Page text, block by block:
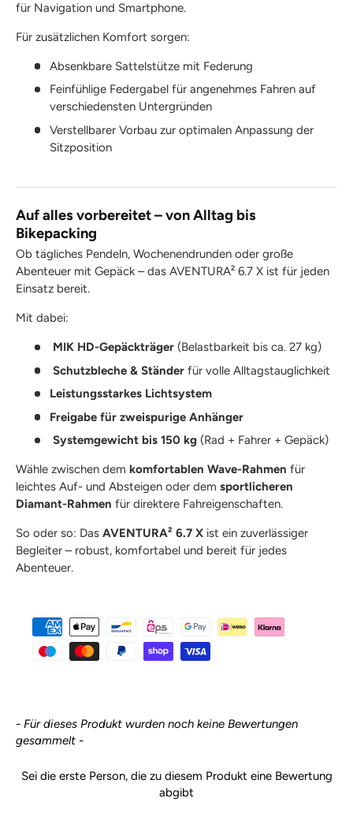
für Navigation und Smartphone.
Für zusätzlichen Komfort sorgen:
Absenkbare Sattelstütze mit Federung
Feinfühlige Federgabel für angenehmes Fahren auf
verschiedensten Untergründen
Verstellbarer Vorbau zur optimalen Anpassung der
Sitzposition
Auf alles vorbereitet – von Alltag bis
Bikepacking
Ob tägliches Pendeln, Wochenendrunden oder große
Abenteuer mit Gepäck – das AVENTURA² 6.7 X ist für jeden
Einsatz bereit.
Mit dabei:
MIK HD-Gepäckträger(Belastbarkeit bis ca. 27 kg)
Schutzbleche & Ständerfür volle Alltagstauglichkeit
Leistungsstarkes Lichtsystem
Freigabe für zweispurige Anhänger
Systemgewicht bis 150 kg(Rad + Fahrer + Gepäck)
Wähle zwischen dem komfortablen Wave-Rahmen für
leichtes Auf- und Absteigen oder dem sportlicheren
Diamant-Rahmen für direktere Fahreigenschaften.
So oder so: Das AVENTURA² 6.7 X ist ein zuverlässiger
Begleiter – robust, komfortabel und bereit für jedes
Abenteuer.
- Für dieses Produkt wurden noch keine Bewertungen
gesammelt -
Sei die erste Person, die zu diesem Produkt eine Bewertung
abgibt
New content loaded